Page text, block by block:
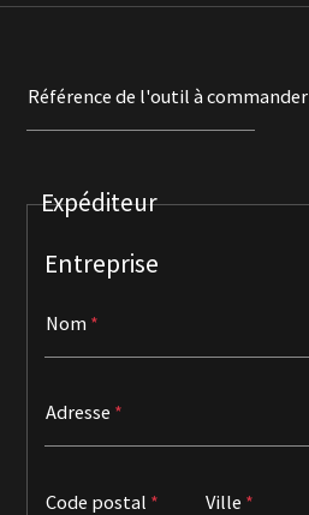
Référence de l'outil à commander
Expéditeur
Entreprise
Nom
Adresse
Code postal Ville